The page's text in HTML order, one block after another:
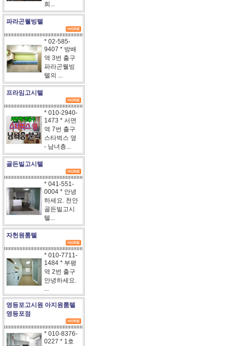
희...
파라곤웰빙텔
* 02-585-
9407 * 방배
역 3번 출구
파라곤웰빙
텔의 ...
프라임고시텔
* 010-2940-
1473 * 서면
역 7번 출구
스타벅스 옆
- 남녀층...
골든빌고시텔
* 041-551-
0004 * 안녕
하세요. 천안
골든빌고시
텔...
자헌원룸텔
* 010-7711-
1484 * 부평
역 2번 출구
안녕하세요.
...
영등포고시원 아지원룸텔
영등포점
* 010-8376-
0227 * 1호